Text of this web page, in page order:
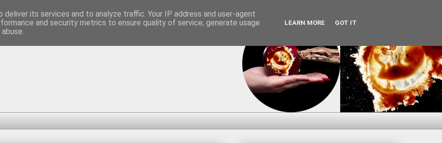
its services and to analyze traffic. Your IP address and user-agent
and security metrics to ensure quality of service, generate usage
LEARN MORE GOT IT